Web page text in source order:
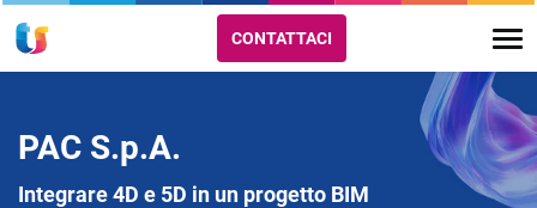
CONTATTACI
PAC S.p.A.
Integrare 4D e 5D in un progetto BIM